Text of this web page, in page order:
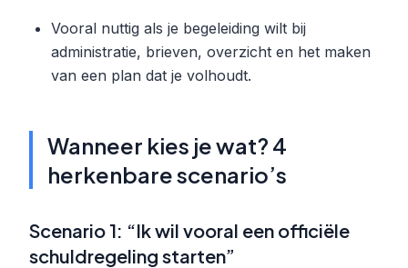
Vooral nuttig als je begeleiding wilt bij
administratie, brieven, overzicht en het maken
van een plan dat je volhoudt.
Wanneer kies je wat? 4
herkenbare scenario’s
Scenario 1: “Ik wil vooral een officiële
schuldregeling starten”